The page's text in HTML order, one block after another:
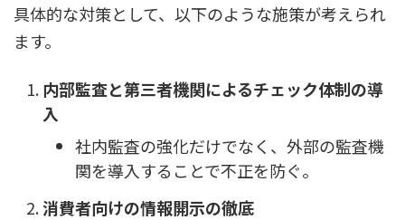
具体的な対策として、以下のような施策が考えられ
ます。
内部監査と第三者機関によるチェック体制の導
入
社内監査の強化だけでなく、外部の監査機
関を導入することで不正を防ぐ。
消費者向けの情報開示の徹底